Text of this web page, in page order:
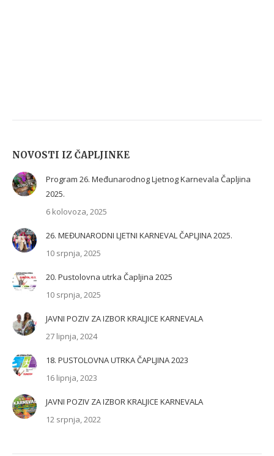
NOVOSTI IZ ČAPLJINKE
Program 26. Međunarodnog Ljetnog Karnevala Čapljina
2025.
6 kolovoza, 2025
26. MEĐUNARODNI LJETNI KARNEVAL ČAPLJINA 2025.
10 srpnja, 2025
20. Pustolovna utrka Čapljina 2025
10 srpnja, 2025
JAVNI POZIV ZA IZBOR KRALJICE KARNEVALA
27 lipnja, 2024
18. PUSTOLOVNA UTRKA ČAPLJINA 2023
16 lipnja, 2023
JAVNI POZIV ZA IZBOR KRALJICE KARNEVALA
12 srpnja, 2022